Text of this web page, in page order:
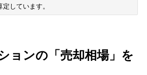
しています。
ョンの「売却相場」を